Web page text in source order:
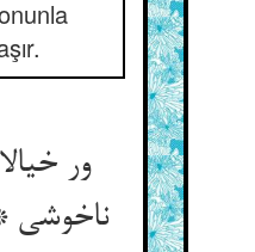
ور
ناخوشی